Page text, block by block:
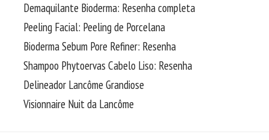
Demaquilante Bioderma: Resenha completa
Peeling Facial: Peeling de Porcelana
Bioderma Sebum Pore Refiner: Resenha
Shampoo Phytoervas Cabelo Liso: Resenha
Delineador Lancôme Grandiose
Visionnaire Nuit da Lancôme